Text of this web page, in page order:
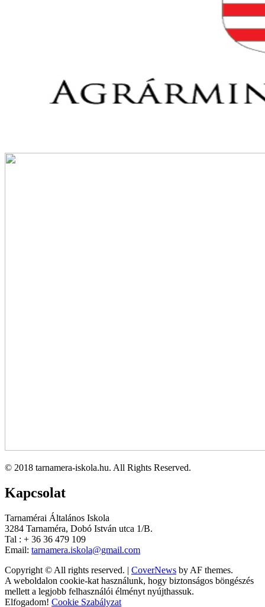
© 2018 tarnamera-iskola.hu. All Rights Reserved.
Kapcsolat
Tarnamérai Általános Iskola
3284 Tarnaméra, Dobó István utca 1/B.
Tal : + 36 36 479 109
Email: tarnamera.iskola@gmail.com
Copyright © All rights reserved. | CoverNews by AF themes.
A weboldalon cookie-kat használunk, hogy biztonságos böngészés
mellett a legjobb felhasználói élményt nyújthassuk.
Elfogadom! Cookie Szabályzat